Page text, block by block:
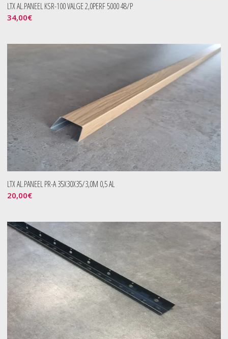
LTX AL.PANEEL KSR-100 VALGE 2,0PERF 5000 48/P
34,00€
LTX AL.PANEEL PR-A 35X30X35/3,0M 0,5 AL
20,00€